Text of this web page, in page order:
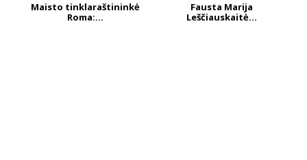
Maisto tinklaraštininkė
Roma:...
Fausta Marija
Leščiauskaitė...